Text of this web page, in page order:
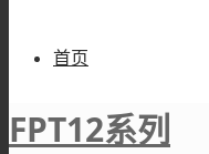
首页
FPT12系列